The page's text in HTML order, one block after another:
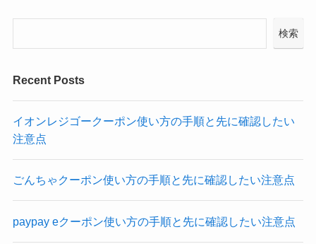
検索
Recent Posts
イオンレジゴークーポン使い方の手順と先に確認したい
注意点
ごんちゃクーポン使い方の手順と先に確認したい注意点
paypay eクーポン使い方の手順と先に確認したい注意点